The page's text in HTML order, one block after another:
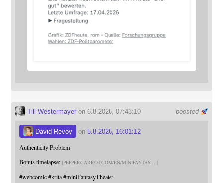
boosted
Till Westermayeron 6.8.2026, 07:43:10
David Revoy on 5.8.2026, 16:01:12
Authenticity Problem
Bonus timelapse: PEPPERCARROT.COM/EN/MINIFANTAS
#webcomic #krita #miniFantasyTheater